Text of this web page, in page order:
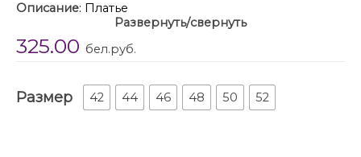
Описание: Платье
Стильное и комфортное платье с фигурным
вырезом горловины, со спущенной линией плеч и
Неординарный крой понравится всем, кто любит
креативные детали и нестандартные решения.
Развернуть/свернуть
325.00 бел.руб.
Размер 42 44 46 48 50 52